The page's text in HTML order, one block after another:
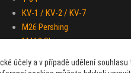
KV-1 / KV-2 / KV-7
M26 Pershing
M4A3 Sherman
Half-track M-16
účely a v případě udělení